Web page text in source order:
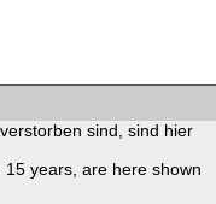
sind, sind hier
years, are here shown